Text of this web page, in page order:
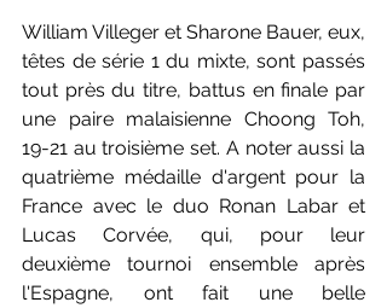
William Villeger et Sharone Bauer, eux,
têtes de série 1 du mixte, sont passés
tout près du titre, battus en finale par
une paire malaisienne Choong Toh,
19-21 au troisième set. A noter aussi la
quatrième médaille d'argent pour la
France avec le duo Ronan Labar et
Lucas Corvée, qui, pour leur
deuxième tournoi ensemble après
l'Espagne, ont fait une belle